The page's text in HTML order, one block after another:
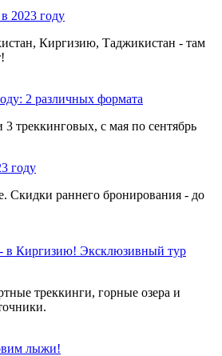
2023 году
Киргизию, Таджикистан - там
2 различных формата
треккинговых, с мая по сентябрь
году
Скидки раннего бронирования - до
в Киргизию! Эксклюзивный тур
треккинги, горные озера и
лыжи!